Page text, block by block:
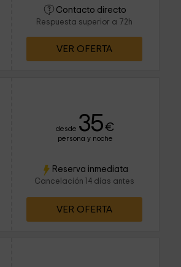
Contacto directo
Respuesta superior a 72h
VER OFERTA
desde 35€
persona y noche
Reserva inmediata
Cancelación 14 días antes
VER OFERTA